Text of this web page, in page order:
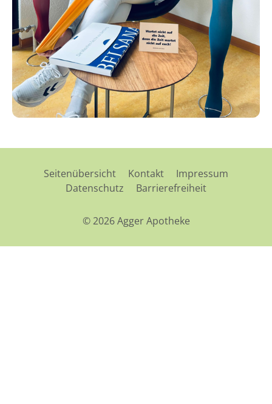
Seitenübersicht Kontakt
Impressum
Datenschutz
Barrierefreiheit
© 2026 Agger Apotheke